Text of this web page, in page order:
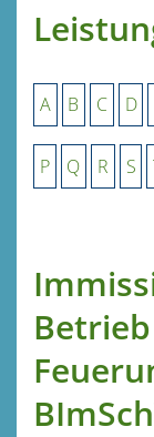
A B C D
P Q R S